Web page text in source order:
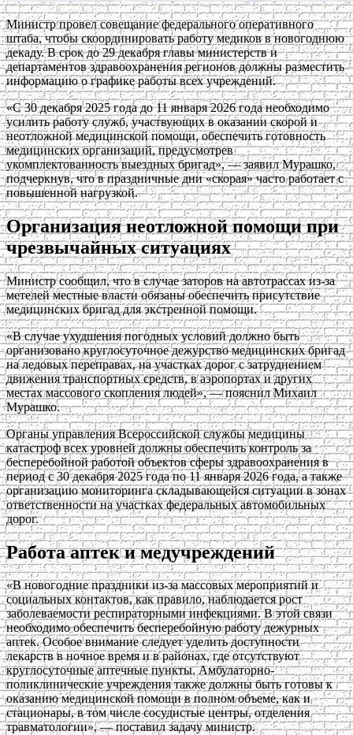
Министр провел совещание федерального оперативного
штаба, чтобы скоординировать работу медиков в новогоднюю
декаду. В срок до 29 декабря главы министерств и
департаментов здравоохранения регионов должны разместить
информацию о графике работы всех учреждений.
«С 30 декабря 2025 года до 11 января 2026 года необходимо
усилить работу служб, участвующих в оказании скорой и
неотложной медицинской помощи, обеспечить готовность
медицинских организаций, предусмотрев
укомплектованность выездных бригад», — заявил Мурашко,
подчеркнув, что в праздничные дни «скорая» часто работает с
повышенной нагрузкой.
Организация неотложной помощи при
чрезвычайных ситуациях
Министр сообщил, что в случае заторов на автотрассах из-за
метелей местные власти обязаны обеспечить присутствие
медицинских бригад для экстренной помощи.
«В случае ухудшения погодных условий должно быть
организовано круглосуточное дежурство медицинских бригад
на ледовых переправах, на участках дорог с затруднением
движения транспортных средств, в аэропортах и других
местах массового скопления людей», — пояснил Михаил
Мурашко.
Органы управления Всероссийской службы медицины
катастроф всех уровней должны обеспечить контроль за
бесперебойной работой объектов сферы здравоохранения в
период с 30 декабря 2025 года по 11 января 2026 года, а также
организацию мониторинга складывающейся ситуации в зонах
ответственности на участках федеральных автомобильных
дорог.
Работа аптек и медучреждений
«В новогодние праздники из-за массовых мероприятий и
социальных контактов, как правило, наблюдается рост
заболеваемости респираторными инфекциями. В этой связи
необходимо обеспечить бесперебойную работу дежурных
аптек. Особое внимание следует уделить доступности
лекарств в ночное время и в районах, где отсутствуют
круглосуточные аптечные пункты. Амбулаторно-
поликлинические учреждения также должны быть готовы к
оказанию медицинской помощи в полном объеме, как и
стационары, в том числе сосудистые центры, отделения
травматологии», — поставил задачу министр.